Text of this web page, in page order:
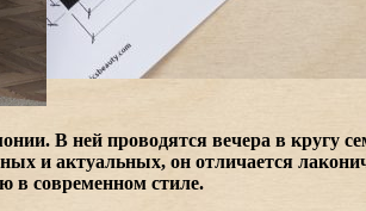
В ней проводятся вечера в кругу
и актуальных, он отличается
в современном стиле.